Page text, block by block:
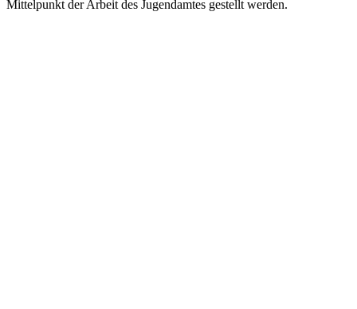
Mittelpunkt der Arbeit des Jugendamtes gestellt werden.